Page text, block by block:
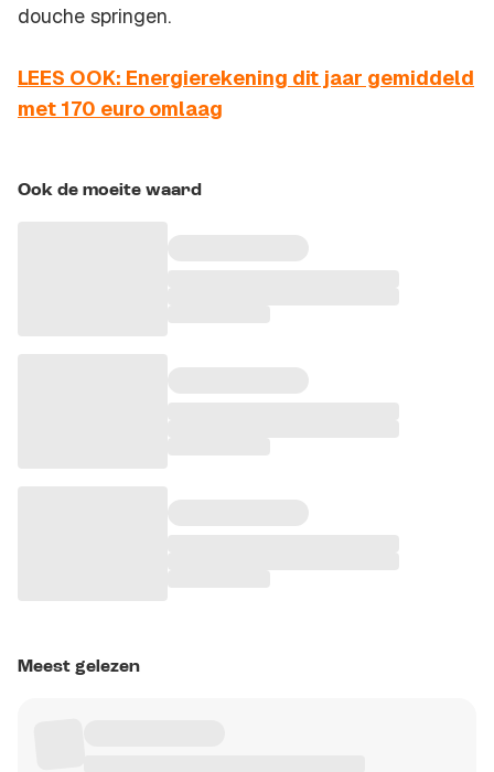
douche springen.
LEES OOK: Energierekening dit jaar gemiddeld
met 170 euro omlaag
Ook de moeite waard
Meest gelezen